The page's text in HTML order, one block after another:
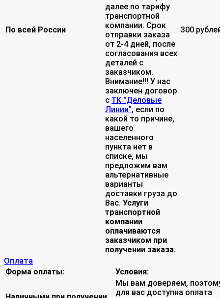
По всей России
далее по тарифу
транспортной
компании. Срок
отправки заказа
от 2-4 дней, после
согласования всех
деталей с
заказчиком.
Внимание!!! У нас
заключен договор
с ТК "Деловые
Линии", если по
какой то причине,
вашего
населенного
пункта нет в
списке, мы
предложим вам
альтернативные
варианты
доставки груза до
Вас. Услуги
транспортной
компании
оплачиваются
заказчиком при
получении заказа.
300
Оплата
Форма оплаты: Условия:
Мы вам доверяем,
для вас доступна оплата